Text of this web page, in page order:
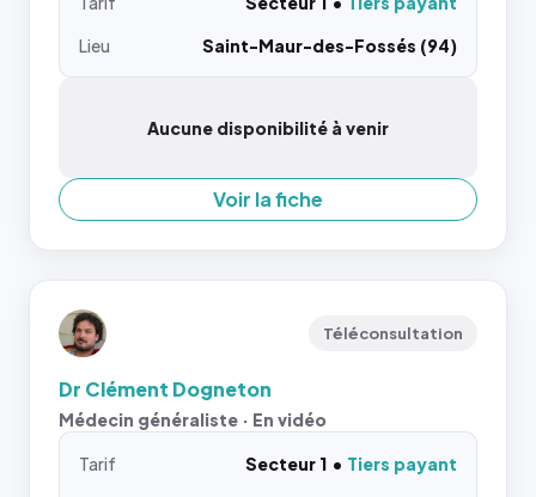
Lieu
Saint-Maur-des-Fossés (94)
Aucune disponibilité à venir
Voir la fiche
Téléconsultation
Dr Clément Dogneton
Médecin généraliste · En vidéo
Tarif Secteur 1
Tiers payant